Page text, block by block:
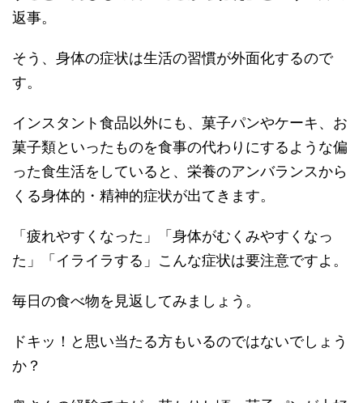
返事。
そう、身体の症状は生活の習慣が外面化するので
す。
インスタント食品以外にも、菓子パンやケーキ、お
菓子類といったものを食事の代わりにするような偏
った食生活をしていると、栄養のアンバランスから
くる身体的・精神的症状が出てきます。
「疲れやすくなった」「身体がむくみやすくなっ
た」「イライラする」こんな症状は要注意ですよ。
毎日の食べ物を見返してみましょう。
ドキッ！と思い当たる方もいるのではないでしょう
か？